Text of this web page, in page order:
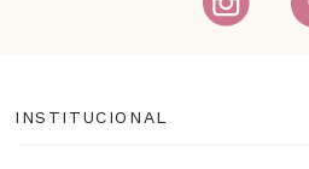
INSTITUCIONAL